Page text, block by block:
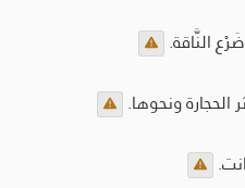
النَّاقة.
ونحوها.